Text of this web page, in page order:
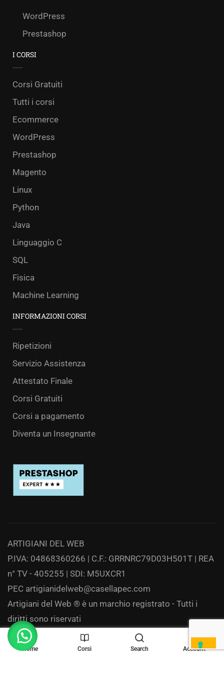
WordPress
Prestashop
I CORSI
Corsi Gratuiti
Tutti i corsi
Ecommerce
WordPress
Prestashop
Magento
Linux
Python
Java
Linguaggio C
SQL
Fisica
Machine Learning
INFORMAZIONI CORSI
Ripetizioni
Servizio Assistenza
Attestato Finale
Corsi Gratuiti
Corsi a pagamento
Diventa un Insegnante
ARTIGIANI DEL WEB
P.IVA: 04868360266 | C.F.: GRRNRC79D03H501T | REA
n° TV - 405255 | SDI: M5UXCR1
PEC artigianidelweb@casellapec.com
Artigiani del Web ® è un marchio registrato - Tutti i
diritti sono riservati
Privacy
Home Corsi Search Account